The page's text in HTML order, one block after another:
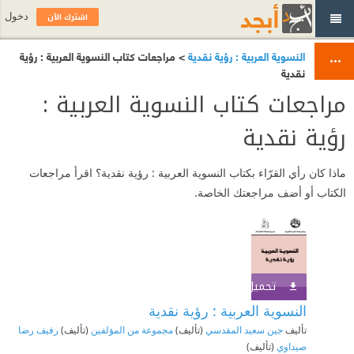
النسوية العربية : رؤية نقدية> مراجعات كتاب النسوية العربية : رؤية
نقدية
مراجعات كتاب النسوية العربية :
رؤية نقدية
ماذا كان رأي القرّاء بكتاب النسوية العربية : رؤية نقدية؟ اقرأ مراجعات
الكتاب أو أضف مراجعتك الخاصة.
تحميل الكتاب
النسوية العربية : رؤية نقدية
تأليفجين سعيد المقدسي (تأليف)مجموعة من المؤلفين (تأليف) رفيف رضا
صيداوي (تأليف)
اشترك الآن دخول